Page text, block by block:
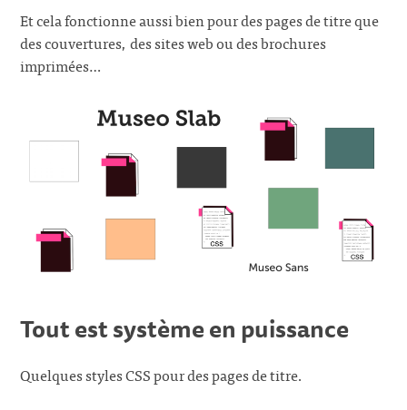
Et cela fonctionne aussi bien pour des pages de titre que
des couvertures, des sites web ou des brochures
imprimées…
Tout est système en puissance
Quelques styles CSS pour des pages de titre.